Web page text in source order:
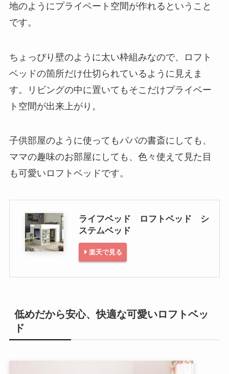
地のようにプライベート空間が作れるということ
です。
ちょっぴり壁のように太い枠組みなので、ロフト
ベッドの箇所だけ仕切られているように見えま
す。リビングの中に置いてもそこだけプライベー
ト空間が出来上がり。
子供部屋のように使ってもパパの書斎にしても、
ママの趣味のお部屋にしても、色々使えて見た目
も可愛いロフトベッドです。
ライフベッド ロフトベッド シ
ステムベッド
楽天で見る
低めだから安心、快適な可愛いロフトベッ
ド